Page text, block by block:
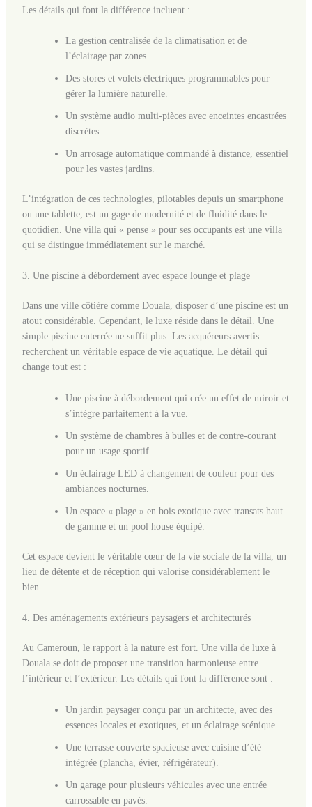
Les détails qui font la différence incluent :
La gestion centralisée de la climatisation et de
l’éclairage par zones.
Des stores et volets électriques programmables pour
gérer la lumière naturelle.
Un système audio multi-pièces avec enceintes encastrées
discrètes.
Un arrosage automatique commandé à distance, essentiel
pour les vastes jardins.
L’intégration de ces technologies, pilotables depuis un smartphone
ou une tablette, est un gage de modernité et de fluidité dans le
quotidien. Une villa qui « pense » pour ses occupants est une villa
qui se distingue immédiatement sur le marché.
3. Une piscine à débordement avec espace lounge et plage
Dans une ville côtière comme Douala, disposer d’une piscine est un
atout considérable. Cependant, le luxe réside dans le détail. Une
simple piscine enterrée ne suffit plus. Les acquéreurs avertis
recherchent un véritable espace de vie aquatique. Le détail qui
change tout est :
Une piscine à débordement qui crée un effet de miroir et
s’intègre parfaitement à la vue.
Un système de chambres à bulles et de contre-courant
pour un usage sportif.
Un éclairage LED à changement de couleur pour des
ambiances nocturnes.
Un espace « plage » en bois exotique avec transats haut
de gamme et un pool house équipé.
Cet espace devient le véritable cœur de la vie sociale de la villa, un
lieu de détente et de réception qui valorise considérablement le
bien.
4. Des aménagements extérieurs paysagers et architecturés
Au Cameroun, le rapport à la nature est fort. Une villa de luxe à
Douala se doit de proposer une transition harmonieuse entre
l’intérieur et l’extérieur. Les détails qui font la différence sont :
Un jardin paysager conçu par un architecte, avec des
essences locales et exotiques, et un éclairage scénique.
Une terrasse couverte spacieuse avec cuisine d’été
intégrée (plancha, évier, réfrigérateur).
Un garage pour plusieurs véhicules avec une entrée
carrossable en pavés.